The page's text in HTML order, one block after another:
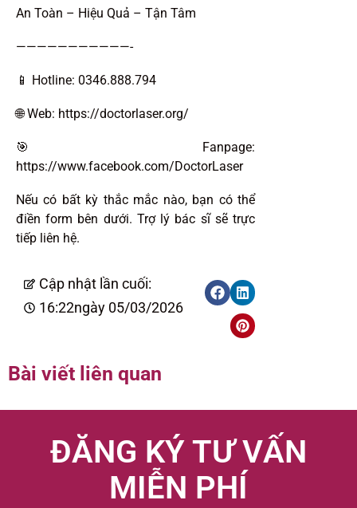
An Toàn – Hiệu Quả – Tận Tâm
———————————-
📱 Hotline: 0346.888.794
🌐 Web: https://doctorlaser.org/
🎯Fanpage:
https://www.facebook.com/DoctorLaser
Nếu có bất kỳ thắc mắc nào, bạn có thể
điền form bên dưới. Trợ lý bác sĩ sẽ trực
tiếp liên hệ.
Cập nhật lần cuối:
16:22ngày 05/03/2026
Bài viết liên quan
ĐĂNG KÝ TƯ VẤN
MIỄN PHÍ